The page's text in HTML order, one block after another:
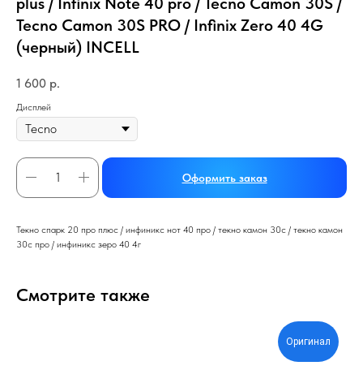
Tecno Camon 30S PRO / Infinix Zero 40 4G
(черный) INCELL
1 600 р.
Дисплей
Оформить заказ
Текно спарк 20 про плюс / инфиникс нот 40 про / текно камон 30с / текно камон
30с про / инфиникс зеро 40 4г
Смотрите также
Оригинал